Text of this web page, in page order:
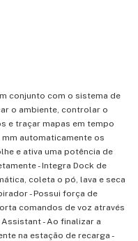
conjunto com o sistema de
o ambiente, controlar o
e traçar mapas em tempo
mm automaticamente os
e ativa uma potência de
- Integra Dock de
coleta o pó, lava e seca
- Possui força de
comandos de voz através
- Ao finalizar a
na estação de recarga -